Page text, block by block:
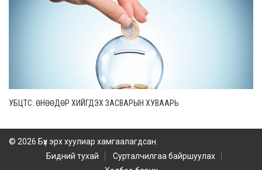
УБЦТС: ӨНӨӨДӨР ХИЙГДЭХ ЗАСВАРЫН ХУВААРЬ
© 2026 Бүх эрх хуулиар хамгаалагдсан.
Бидний тухай
Сурталчилгаа байршуулах